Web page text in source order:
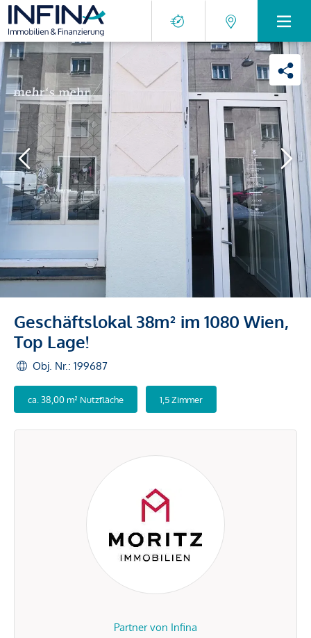
Geschäftslokal 38m² im 1080 Wien,
Top Lage!
Obj. Nr.: 199687
ca. 38,00 m² Nutzfläche 1,5 Zimmer
Partner von Infina